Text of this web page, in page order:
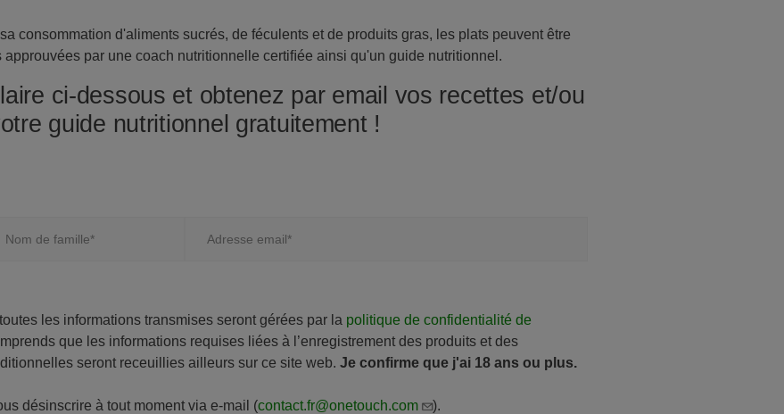
consommation d'aliments sucrés, de féculents et de produits gras, les plats peuvent être
par une coach nutritionnelle certiﬁée ainsi qu'un guide nutritionnel.
ci-dessous et obtenez par email vos recettes et/ou
guide nutritionnel gratuitement !
les informations transmises seront gérées par la politique de confidentialité de
que les informations requises liées à l’enregistrement des produits et des
seront receuillies ailleurs sur ce site web. Je confirme que j'ai 18 ans ou plus.
désinscrire à tout moment via e-mail (contact.fr@onetouch.com ).